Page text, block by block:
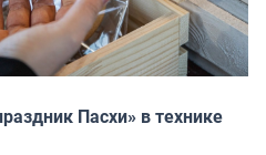
Пасхи» в технике